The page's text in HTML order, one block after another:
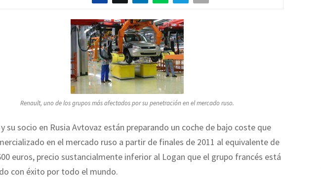
Renault, uno de los grupos más afectados por su penetración en el mercado ruso.
su socio en Rusia Avtovaz están preparando un coche de bajo coste que
en el mercado ruso a partir de finales de 2011 al equivalente de
euros, precio sustancialmente inferior al Logan que el grupo francés está
con éxito por todo el mundo.